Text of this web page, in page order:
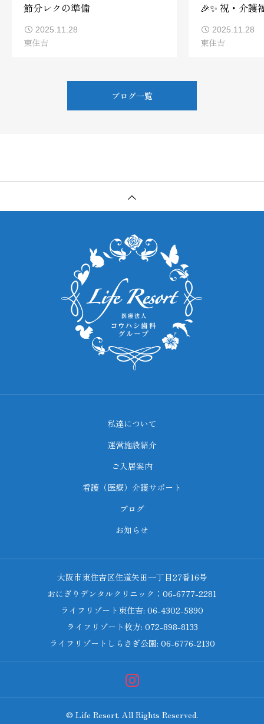
節分レクの準備
2025.11.28
東住吉
🎉✨ 祝・介護
2025.11.28
東住吉
ブログ一覧
私達について
運営施設紹介
ご入居案内
看護（医療）介護サポート
ブログ
お知らせ
大阪市東住吉区住道矢田一丁目27番16号
おにぎりデンタルクリニック：06-6777-2281
ライフリゾート東住吉: 06-4302-5890
ライフリゾート枚方: 072-898-8133
ライフリゾートしらさぎ公園: 06-6776-2130
© Life Resort. All Rights Reserved.